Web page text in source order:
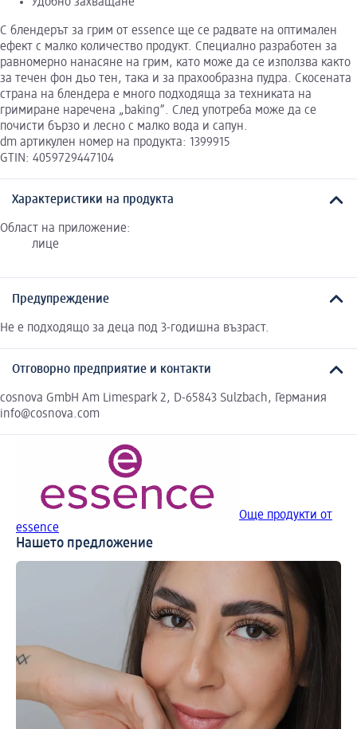
С блендерът за грим от essence ще се радвате на оптимален
ефект с малко количество продукт. Специално разработен за
равномерно нанасяне на грим, като може да се използва както
за течен фон дьо тен, така и за прахообразна пудра. Скосената
страна на блендера е много подходяща за техниката на
гримиране нареченa „baking”. След употреба може да се
почисти бързо и лесно с малко вода и сапун.
dm артикулен номер на продукта: 1399915
GTIN: 4059729447104
Характеристики на продукта
Област на приложение:
лице
Предупреждение
Не е подходящо за деца под 3-годишна възраст.
Отговорно предприятие и контакти
cosnova GmbH Am Limespark 2, D-65843 Sulzbach, Германия
info@cosnova.com
Още продукти от
essence
Нашето предложение